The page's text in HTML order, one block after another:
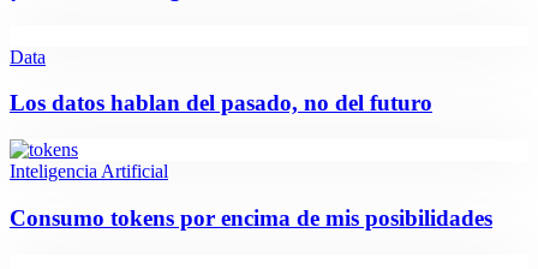
Data
Los datos hablan del pasado, no del futuro
Inteligencia Artificial
Consumo tokens por encima de mis posibilidades